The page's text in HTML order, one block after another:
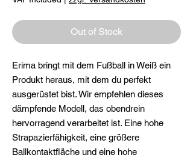
Out of Stock
Erima bringt mit dem Fußball in Weiß ein
Produkt heraus, mit dem du perfekt
ausgerüstet bist. Wir empfehlen dieses
dämpfende Modell, das obendrein
hervorragend verarbeitet ist. Eine hohe
Strapazierfähigkeit, eine größere
Ballkontaktfläche und eine hohe